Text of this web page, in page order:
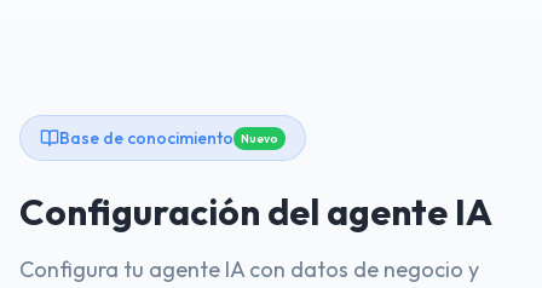
Base de conocimiento Nuevo
Configuración del agente IA
Configura tu agente IA con datos de negocio y